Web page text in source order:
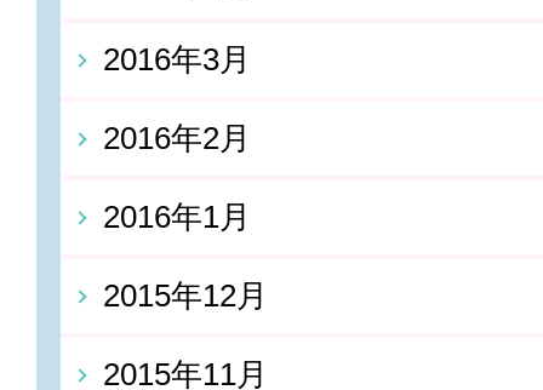
2016年3月
2016年2月
2016年1月
2015年12月
2015年11月